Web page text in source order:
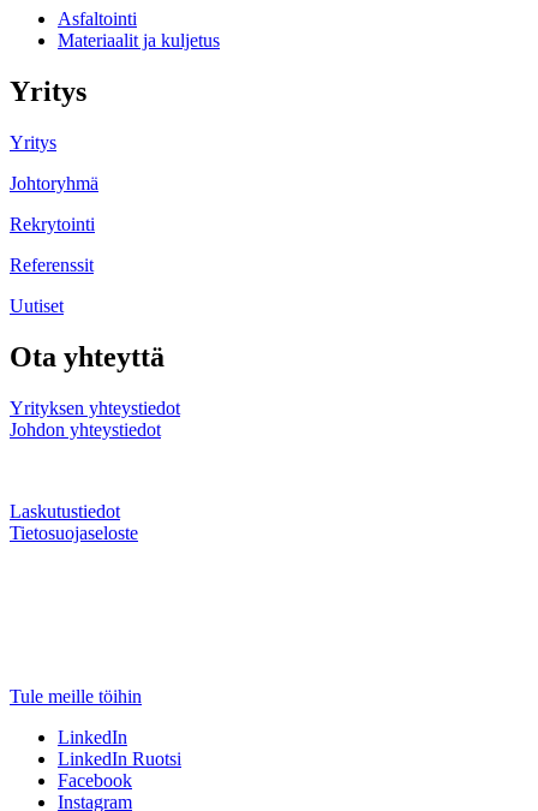
Asfaltointi
Materiaalit ja kuljetus
Yritys
Yritys
Johtoryhmä
Rekrytointi
Referenssit
Uutiset
Ota yhteyttä
Yrityksen yhteystiedot
Johdon yhteystiedot
Laskutustiedot
Tietosuojaseloste
Tule meille töihin
LinkedIn
LinkedIn Ruotsi
Facebook
Instagram